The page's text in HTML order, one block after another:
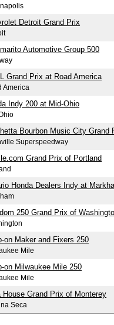
Detroit Grand Prix
Automotive Group 500
Grand Prix at Road America
America
Indy 200 at Mid-Ohio
Bourbon Music City Grand
Superspeedway
Grand Prix of Portland
Honda Dealers Indy at
250 Grand Prix of
on Maker and Fixers 250
Mile
on Milwaukee Mile 250
Mile
House Grand Prix of Monterey
Seca